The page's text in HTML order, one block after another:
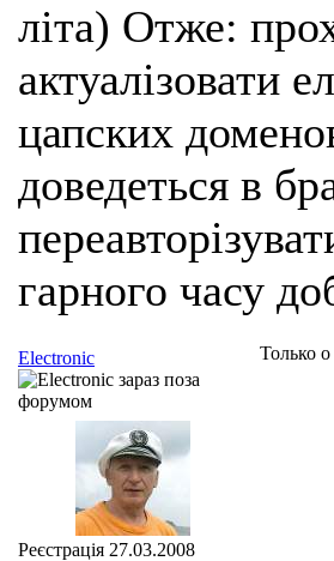
літа) Отже:
актуалізовати
цапских
доведеться в
гарного часу
Только
Electronic
Реєстрація 27.03.2008